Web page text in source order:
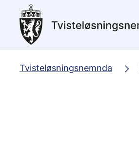
hovedinnhold
Tvisteløsningsnemnda